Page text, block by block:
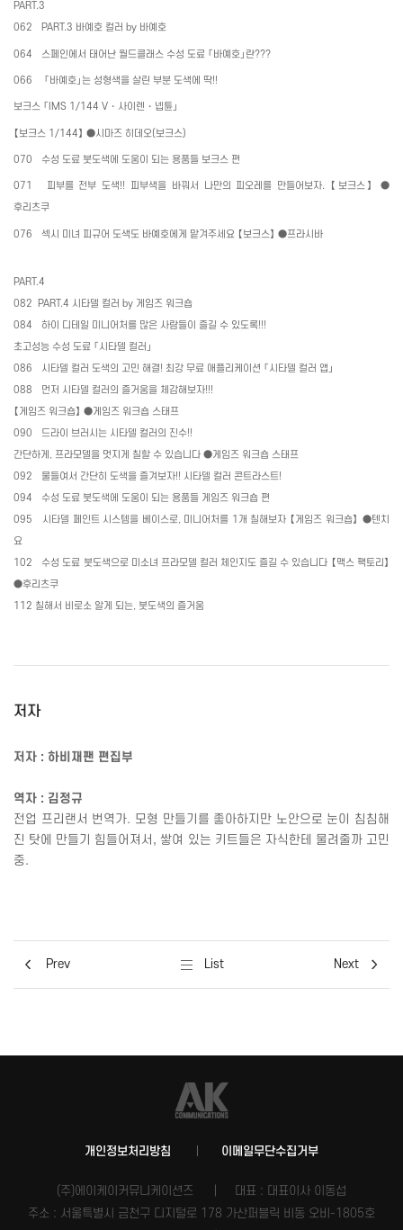
PART.3
062
PART.3 바예호 컬러 by 바예호
064 스페인에서 태어난 월드클래스 수성 도료 「바예호」란???
066 「바예호」는 성형색을 살린 부분 도색에 딱!!
보크스 「 IMS 1/144 V ・ 사이렌 ・ 넵튠」
【보크스 1/144】 ●시마즈 히데오(보크스)
070 수성 도료 붓도색에 도움이 되는 용품들 보크스 편
071 피부를 전부 도색!! 피부색을 바꿔서 나만의 피오레를 만들어보자. 【보크스】
●
후리츠쿠
076 섹시 미녀 피규어 도색도 바예호에게 맡겨주세요 【보크스】 ●프라시바
PART.4
082
PART.4 시타델 컬러 by 게임즈 워크숍
084 하이 디테일 미니어처를 많은 사람들이 즐길 수 있도록!!!
초고성능 수성 도료 「시타델 컬러」
086 시타델 컬러 도색의 고민 해결! 최강 무료 애플리케이션 「시타델 컬러 앱」
088 먼저 시타델 컬러의 즐거움을 체감해보자!!!
【게임즈 워크숍】 ●게임즈 워크숍 스태프
090 드라이 브러시는 시타델 컬러의 진수!!
간단하게 , 프라모델을 멋지게 칠할 수 있습니다 ●게임즈 워크숍 스태프
092 물들여서 간단히 도색을 즐겨보자!! 시타델 컬러 콘트라스트!
094 수성 도료 붓도색에 도움이 되는 용품들 게임즈 워크숍 편
095 시타델 페인트 시스템을 베이스로, 미니어처를 1 개 칠해보자 【게임즈 워크숍】 ●텐치
요
102 수성 도료 붓도색으로 미소녀 프라모델 컬러 체인지도 즐길 수 있습니다 【맥스 팩토리】
●후리츠쿠
112 칠해서 비로소 알게 되는, 붓도색의 즐거움
저자
저자 : 하비재팬 편집부
역자 : 김정규
전업 프리랜서 번역가. 모형 만들기를 좋아하지만 노안으로 눈이 침침해
진 탓에 만들기 힘들어져서 , 쌓여 있는 키트들은 자식한테 물려줄까 고민
중.
Prev List Next
개인정보처리방침 이메일무단수집거부
(주)에이케이커뮤니케이션즈
대표 : 대표이사 이동섭
주소 : 서울특별시 금천구 디지털로 178 가산퍼블릭 비동 오비-1805호